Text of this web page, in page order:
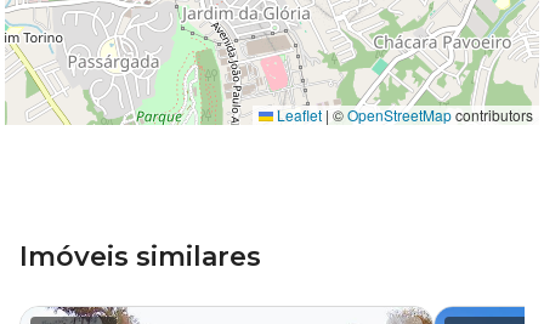
Leaflet | ©OpenStreetMapcontributors
Imóveis similares